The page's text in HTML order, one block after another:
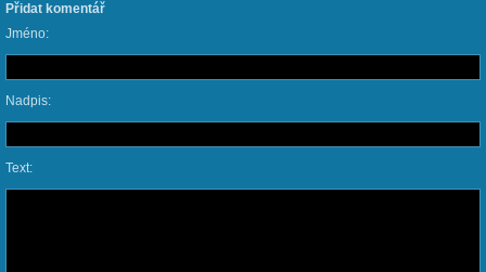
Přidat komentář
Jméno:
Nadpis:
Text: